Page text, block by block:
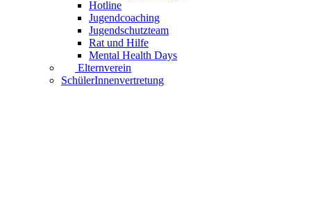
Hotline
Jugendcoaching
Jugendschutzteam
Rat und Hilfe
Mental Health Days
Elternverein
SchülerInnenvertretung